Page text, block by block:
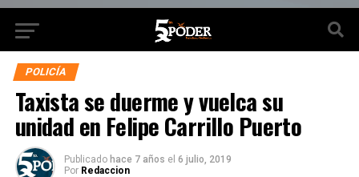
POLICÍA
Taxista se duerme y vuelca su
unidad en Felipe Carrillo Puerto
Publicado hace 7 años el 6 julio, 2019
Por Redaccion